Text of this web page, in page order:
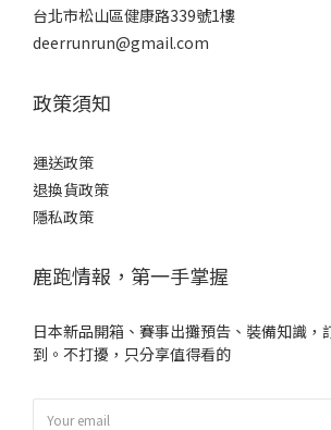
台北市松山區健康路339號1樓
deerrunrun@gmail.com
政策須知
運送政策
退換貨政策
隱私政策
鹿跑情報，第一手掌握
日本新品開箱、賽事出攤預告、裝備知識，
到。不打擾，只分享值得看的